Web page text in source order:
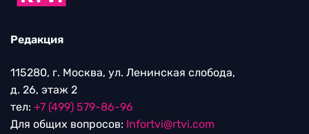
Редакция
115280, г. Москва, ул. Ленинская слобода,
д. 26, этаж 2
тел: +7 (499) 579-86-96
Для общих вопросов: Infortvi@rtvi.com